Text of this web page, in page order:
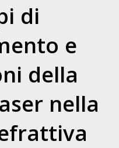
di
e
della
nella